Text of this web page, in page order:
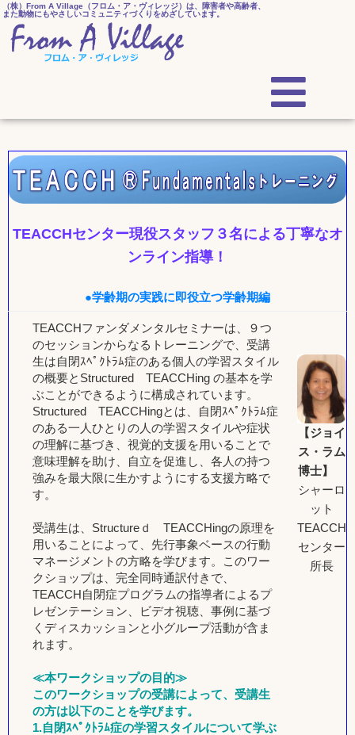
（株）From A Village（フロム・ア・ヴィレッジ）は、障害者や高齢者、
また動物にもやさしいコミュニティづくりをめざしています。
TEACCHセンター現役スタッフ３名による丁寧なオ
ンライン指導！
●学齢期の実践に即役立つ学齢期編
TEACCHファンダメンタルセミナーは、９つ
のセッションからなるトレーニングで、受講
生は自閉ｽﾍﾟｸﾄﾗﾑ症のある個人の学習スタイル
の概要とStructured TEACCHing の基本を学
ぶことができるように構成されています。
Structured TEACCHingとは、自閉ｽﾍﾟｸﾄﾗﾑ症
のある一人ひとりの人の学習スタイルや症状
の理解に基づき、視覚的支援を用いることで
意味理解を助け、自立を促進し、各人の持つ
強みを最大限に生かすようにする支援方略で
す。
受講生は、Structureｄ TEACCHingの原理を
用いることによって、先行事象ベースの行動
マネージメントの方略を学びます。このワー
クショップは、完全同時通訳付きで、
TEACCH自閉症プログラムの指導者によるプ
レゼンテーション、ビデオ視聴、事例に基づ
くディスカッションと小グループ活動が含ま
れます。
≪本ワークショップの目的≫
このワークショップの受講によって、受講生
の方は以下のことを学びます。
1.自閉ｽﾍﾟｸﾄﾗﾑ症の学習スタイルについて学ぶ
【ジョイ
ス・ラム
博士】
シャーロ
ット
TEACCH
センター
所長